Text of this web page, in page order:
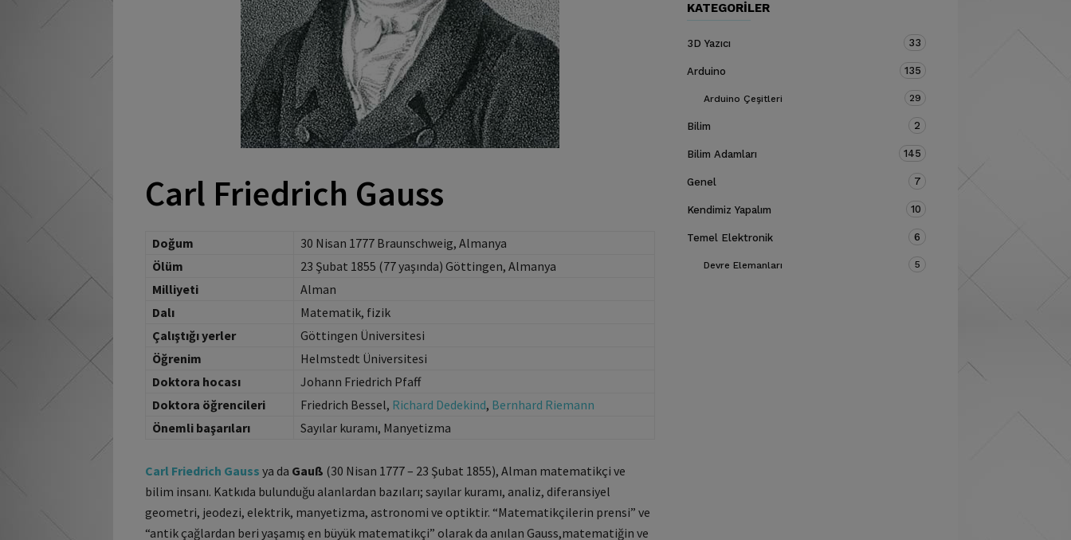
Carl Friedrich Gauss
Doğum
30 Nisan 1777 Braunschweig, Almanya
Ölüm
23 Şubat 1855 (77 yaşında) Göttingen, Almanya
Milliyeti
Alman
Dalı
Matematik, fizik
Çalıştığı yerler
Göttingen Üniversitesi
Öğrenim
Helmstedt Üniversitesi
Doktora hocası
Johann Friedrich Pfaff
Doktora öğrencileri
Friedrich Bessel, Richard Dedekind, Bernhard Riemann
Önemli başarıları
Sayılar kuramı, Manyetizma
Carl Friedrich Gauss ya da Gauß (30 Nisan 1777 – 23 Şubat 1855), Alman matematikçi ve
bilim insanı. Katkıda bulunduğu alanlardan bazıları; sayılar kuramı, analiz, diferansiyel
geometri, jeodezi, elektrik, manyetizma, astronomi ve optiktir. “Matematikçilerin prensi” ve
“antik çağlardan beri yaşamış en büyük matematikçi” olarak da anılan Gauss,matematiğin ve
KATEGORILER
3D Yazıcı 33
Arduino 135
Arduino Çeşitleri 29
Bilim 2
Bilim Adamları 145
Genel 7
Kendimiz Yapalım 10
Temel Elektronik 6
Devre Elemanları 5